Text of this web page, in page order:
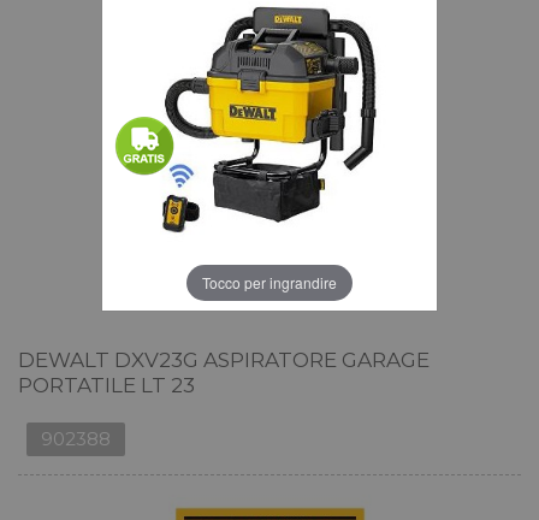
Tocco per ingrandire
DEWALT DXV23G ASPIRATORE GARAGE
PORTATILE LT 23
902388